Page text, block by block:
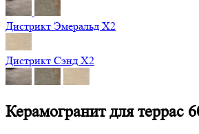
Дистрикт Эмеральд Х2
Дистрикт Сэнд Х2
Керамогранит для террас